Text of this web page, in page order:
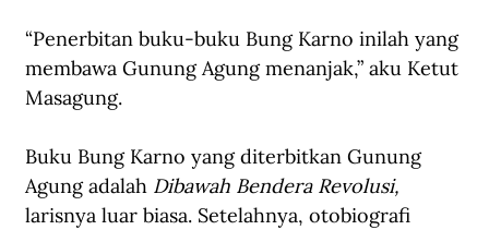
“Penerbitan buku-buku Bung Karno inilah yang
membawa Gunung Agung menanjak,” aku Ketut
Masagung.
Buku Bung Karno yang diterbitkan Gunung
Agung adalah Dibawah Bendera Revolusi,
larisnya luar biasa. Setelahnya, otobiografi